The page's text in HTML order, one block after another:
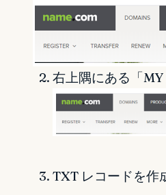
右上隅にある「
TXT レコードを作